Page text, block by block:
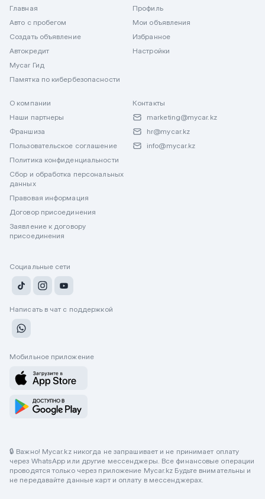
Главная
Авто с пробегом
Создать объявление
Автокредит
Mycar Гид
Памятка по кибербезопасности
Профиль
Мои объявления
Избранное
Настройки
О компании
Наши партнеры
Франшиза
Пользовательское соглашение
Политика конфиденциальности
Сбор и обработка персональных
данных
Правовая информация
Договор присоединения
Заявление к договору
присоединения
Контакты
marketing@mycar.kz
hr@mycar.kz
info@mycar.kz
Социальные сети
Написать в чат с поддержкой
Мобильное приложение
🔒 Важно! Mycar.kz никогда не запрашивает и не принимает оплату
через WhatsApp или другие мессенджеры. Все финансовые операции
проводятся только через приложение Mycar.kz Будьте внимательны и
не передавайте данные карт и оплату в мессенджерах.